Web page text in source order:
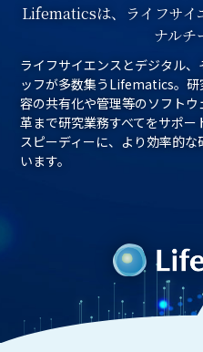
Lifematicsは、ライフサ
ナルチ
ライフサイエンスとデジタル
ッフが多数集うLifematics。
容の共有化や管理等のソフト
革まで研究業務すべてをサポー
スピーディーに、より効率的
います。